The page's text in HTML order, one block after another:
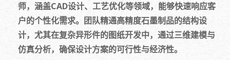
师，涵盖CAD设计、工艺优化等领域，能够快速响应客
户的个性化需求。团队精通高精度石墨制品的结构设
计，尤其在复杂异形件的图纸开发中，通过三维建模与
仿真分析，确保设计方案的可行性与经济性。